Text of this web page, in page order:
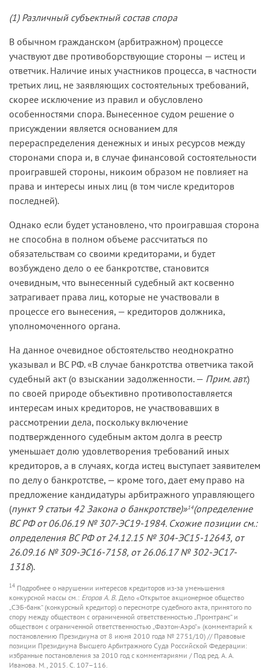
(1) Различный субъектный состав спора
В обычном гражданском (арбитражном) процессе
участвуют две противоборствующие стороны — истец и
ответчик. Наличие иных участников процесса, в частности
третьих лиц, не заявляющих состоятельных требований,
скорее исключение из правил и обусловлено
особенностями спора. Вынесенное судом решение о
присуждении является основанием для
перераспределения денежных и иных ресурсов между
сторонами спора и, в случае финансовой состоятельности
проигравшей стороны, никоим образом не повлияет на
права и интересы иных лиц (в том числе кредиторов
последней).
Однако если будет установлено, что проигравшая сторона
не способна в полном объеме рассчитаться по
обязательствам со своими кредиторами, и будет
возбуждено дело о ее банкротстве, становится
очевидным, что вынесенный судебный акт косвенно
затрагивает права лиц, которые не участвовали в
процессе его вынесения, — кредиторов должника,
уполномоченного органа.
На данное очевидное обстоятельство неоднократно
указывал и ВС РФ. «В случае банкротства ответчика такой
судебный акт (о взыскании задолженности. — Прим. авт.)
по своей природе объективно противопоставляется
интересам иных кредиторов, не участвовавших в
рассмотрении дела, поскольку включение
подтвержденного судебным актом долга в реестр
уменьшает долю удовлетворения требований иных
кредиторов, а в случаях, когда истец выступает заявителем
по делу о банкротстве, — кроме того, дает ему право на
предложение кандидатуры арбитражного управляющего
(пункт 9 статьи 42 Закона о банкротстве)»14(определение
ВС РФ от 06.06.19 № 307-ЭС19-1984. Схожие позиции см.:
определения ВС РФ от 24.12.15 № 304-ЭС15-12643, от
26.09.16 № 309-ЭС16-7158, от 26.06.17 № 302-ЭС17-
1318).
14 Подробнее о нарушении интересов кредиторов из-за уменьшения
конкурсной массы см.: Егоров А. В. Дело «Открытое акционерное общество
„СЭБ-банк“ (конкурсный кредитор) о пересмотре судебного акта, принятого по
спору между обществом с ограниченной ответственностью „Промтранс“ и
обществом с ограниченной ответственностью „Фаэтон-Аэро“» (комментарий к
постановлению Президиума от 8 июня 2010 года № 2751/10) // Правовые
позиции Президиума Высшего Арбитражного Суда Российской Федерации:
избранные постановления за 2010 год с комментариями / Под ред. А. А.
Иванова. М., 2015. С. 107–116.